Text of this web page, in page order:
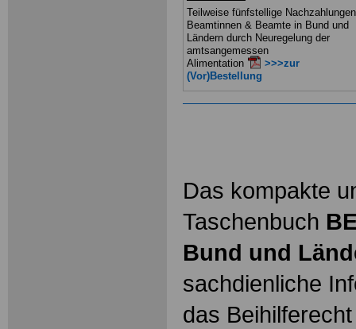
Teilweise fünfstellige
Beamtinnen & Beamte in Bund und
Ländern durch Neuregelung der
amtsangemessen
Alimentation
>>>zur
(Vor)Bestellung
Das kompakte
Taschenbuch
Bund und
sachdienliche
das